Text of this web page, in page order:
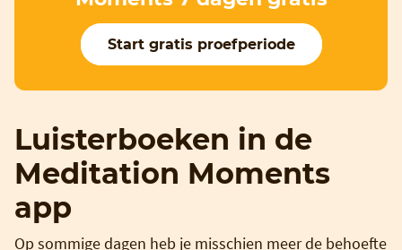
Start gratis proefperiode
Luisterboeken in de
Meditation Moments
app
Op sommige dagen heb je misschien meer de behoefte